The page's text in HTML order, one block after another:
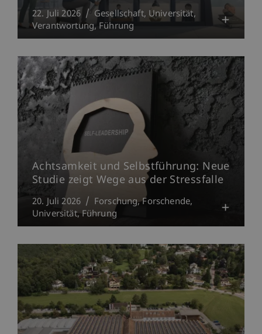
22. Juli 2026 Gesellschaft Universität
Verantwortung Führung
Achtsamkeit und Selbstführung: Neue
Studie zeigt Wege aus der Stressfalle
20. Juli 2026 Forschung Forschende
Universität Führung